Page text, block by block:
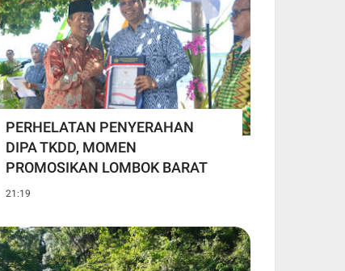
PERHELATAN PENYERAHAN
DIPA TKDD, MOMEN
PROMOSIKAN LOMBOK BARAT
21:19